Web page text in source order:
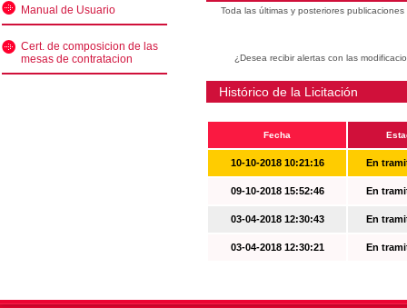
Manual de Usuario
Cert. de composicion de las
mesas de contratacion
Toda las últimas y posteriores
¿Desea recibir alertas con las
Histórico de la Licitación
Fecha
10-10-2018 10:21:16 En
09-10-2018 15:52:46 En
03-04-2018 12:30:43 En
03-04-2018 12:30:21 En